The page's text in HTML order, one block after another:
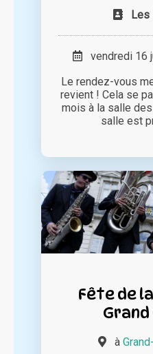
Les
vendredi 16
Le rendez-vous
revient ! Cela se
mois à la salle
salle est
Fête de
Grand
à